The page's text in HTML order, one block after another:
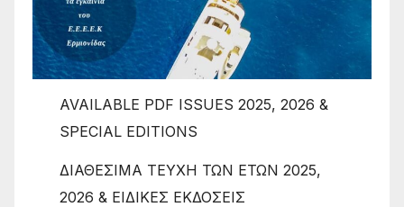
AVAILABLE PDF ISSUES 2025, 2026 &
SPECIAL EDITIONS
ΔΙΑΘΕΣΙΜΑ ΤΕΥΧΗ ΤΩΝ ΕΤΩΝ 2025,
2026 & ΕΙΔΙΚΕΣ ΕΚΔΟΣΕΙΣ